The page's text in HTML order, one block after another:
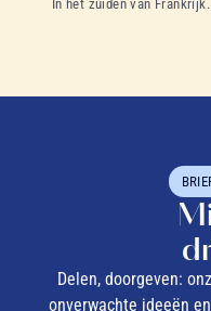
In het zuiden van Frankrijk.
Delen, doorgeven:
onverwachte ideeën